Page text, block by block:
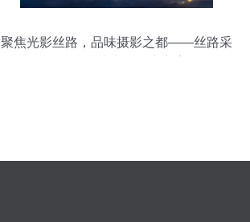
聚焦光影丝路，品味摄影之都——丝路采